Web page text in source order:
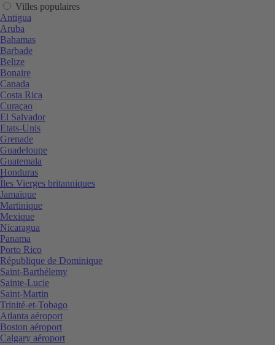
Villes populaires
Antigua
Aruba
Bahamas
Barbade
Belize
Bonaire
Canada
Costa Rica
Curaçao
El Salvador
Etats-Unis
Grenade
Guadeloupe
Guatemala
Honduras
Îles Vierges britanniques
Jamaïque
Martinique
Mexique
Nicaragua
Panama
Porto Rico
République de Dominique
Saint-Barthélemy
Sainte-Lucie
Saint-Martin
Trinité-et-Tobago
Atlanta aéroport
Boston aéroport
Calgary aéroport